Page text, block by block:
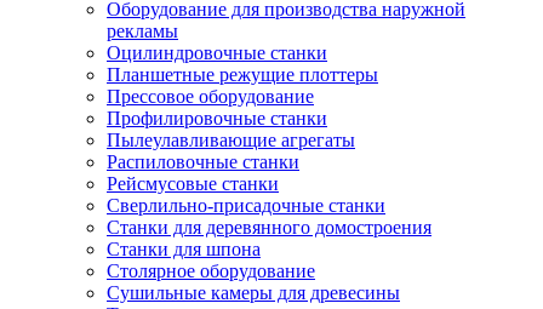
Оборудование для производства наружной
рекламы
Оцилиндровочные станки
Планшетные режущие плоттеры
Прессовое оборудование
Профилировочные станки
Пылеулавливающие агрегаты
Распиловочные станки
Рейсмусовые станки
Сверлильно-присадочные станки
Станки для деревянного домостроения
Станки для шпона
Столярное оборудование
Сушильные камеры для древесины